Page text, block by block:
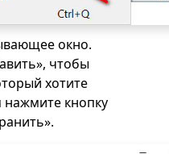
окно.
чтобы
хотите
нажмите кнопку